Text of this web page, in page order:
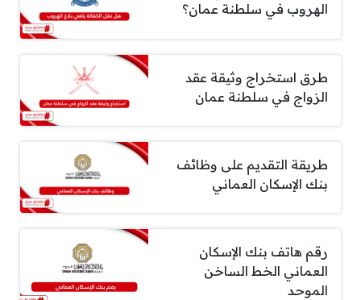
الهروب في سلطنة عمان؟
طرق استخراج وثيقة عقد
الزواج في سلطنة عمان
طريقة التقديم على وظائف
بنك الإسكان العماني
رقم هاتف بنك الإسكان
العماني الخط الساخن
الموحد